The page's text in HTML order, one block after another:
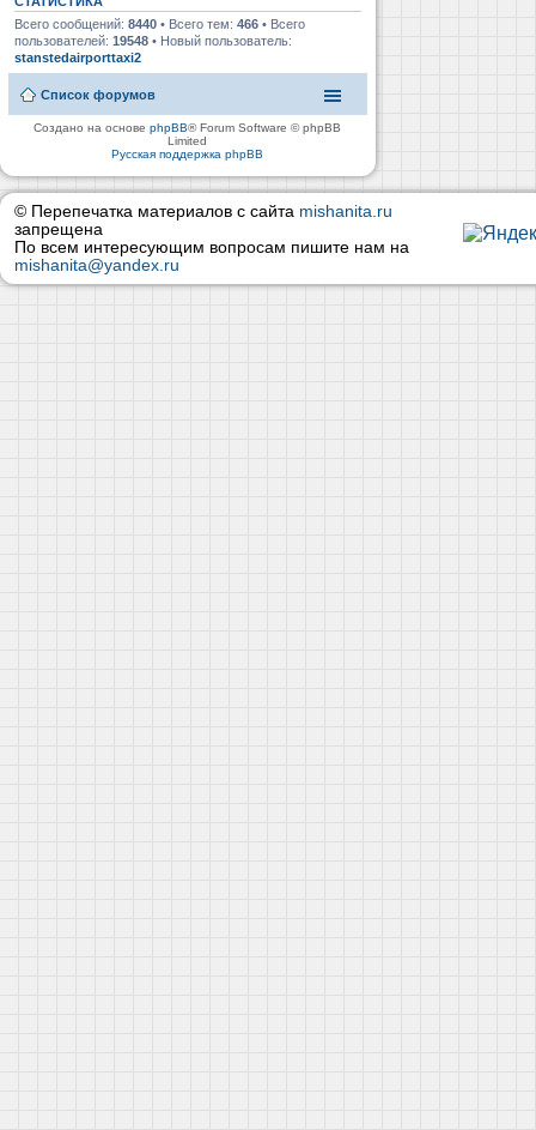
Всего сообщений: 8440 • Всего тем: 466 • Всего
пользователей: 19548 • Новый пользователь:
stanstedairporttaxi2
Список форумов
Создано на основеphpBB® Forum Software © phpBB
Limited
Русская поддержка phpBB
© Перепечатка материалов с сайта mishanita.ru
запрещена
По всем интересующим вопросам пишите нам на
mishanita@yandex.ru